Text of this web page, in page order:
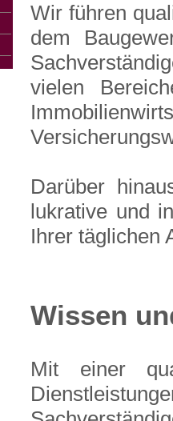
Wir führen
dem
vielen
Darüber
lukrative und
Ihrer täglichen
Wissen
Mit einer